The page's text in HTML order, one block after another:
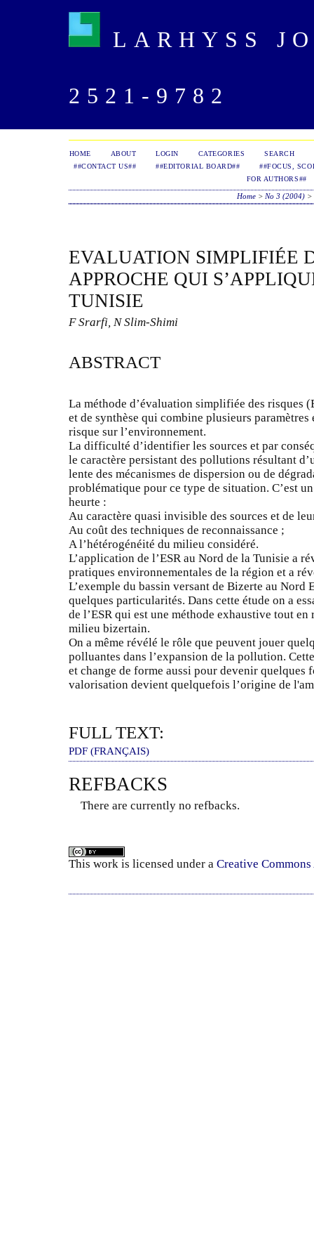
LARHYSS
2521-9782
HOME ABOUT LOGIN CATEGORIES
SEARCH
##CONTACT US##
##EDITORIAL BOARD##
##FOCUS,
FOR AUTHORS##
Home > No 3 (2004) >
EVALUATION SIMPLIFIÉE
APPROCHE QUI
TUNISIE
F Srarfi, N Slim-Shimi
ABSTRACT
La méthode d’évaluation simplifiée des risques
et de synthèse qui combine plusieurs paramètres
risque sur l’environnement.
La difficulté d’identifier les sources et par
le caractère persistant des pollutions résultant
lente des mécanismes de dispersion ou de
problématique pour ce type de situation. C’est
heurte :
Au caractère quasi invisible des sources et de
Au coût des techniques de reconnaissance ;
A l’hétérogénéité du milieu considéré.
L’application de l’ESR au Nord de la Tunisie a
pratiques environnementales de la région et a
L’exemple du bassin versant de Bizerte au Nord
quelques particularités. Dans cette étude on a
de l’ESR qui est une méthode exhaustive tout
milieu bizertain.
On a même révélé le rôle que peuvent jouer
polluantes dans l’expansion de la pollution.
et change de forme aussi pour devenir quelques
valorisation devient quelquefois l’origine de
FULL TEXT:
PDF (FRANÇAIS)
REFBACKS
There are currently no refbacks.
This work is licensed under a Creative